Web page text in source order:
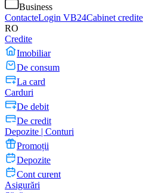
Business
ContacteLogin VB24Cabinet credite
RO
Credite
Imobiliar
De consum
La card
Carduri
De debit
De credit
Depozite | Conturi
Promoții
Depozite
Cont curent
Asigurări